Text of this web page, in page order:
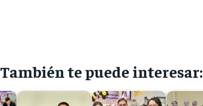
También te puede interesar: